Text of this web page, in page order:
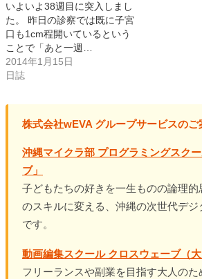
いよいよ38週目に突入しまし
た。 昨日の診察では既に子宮
口も1cm程開いているという
ことで「あと一週…
2014年1月15日
日誌
株式会社wEVA グループサービスのご
沖縄マイクラ部 プログラミングスク
ブ」
子どもたちの好きを一生ものの論理
のスキルに変える、沖縄の次世代デジ
です。
動画編集スクール クロスウェーブ（大
フリーランスや副業を目指す大人のた